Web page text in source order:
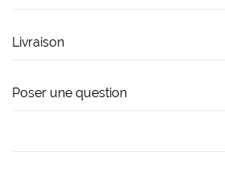
Livraison
Poser une question